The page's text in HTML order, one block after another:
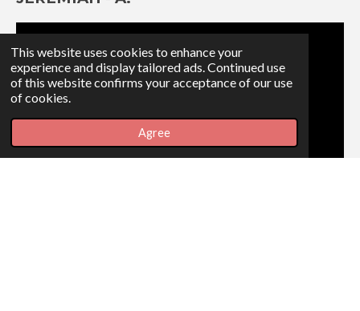
This website uses cookies to enhance your
experience and display tailored ads. Continued use
of this website confirms your acceptance of our use
of cookies.
Agree